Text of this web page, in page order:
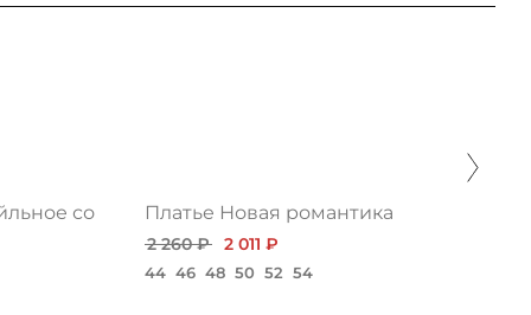
со вставкой из сетки
Платье Новая романтика
2 260 ₽ 2 011 ₽
44 46 48 50 52 54